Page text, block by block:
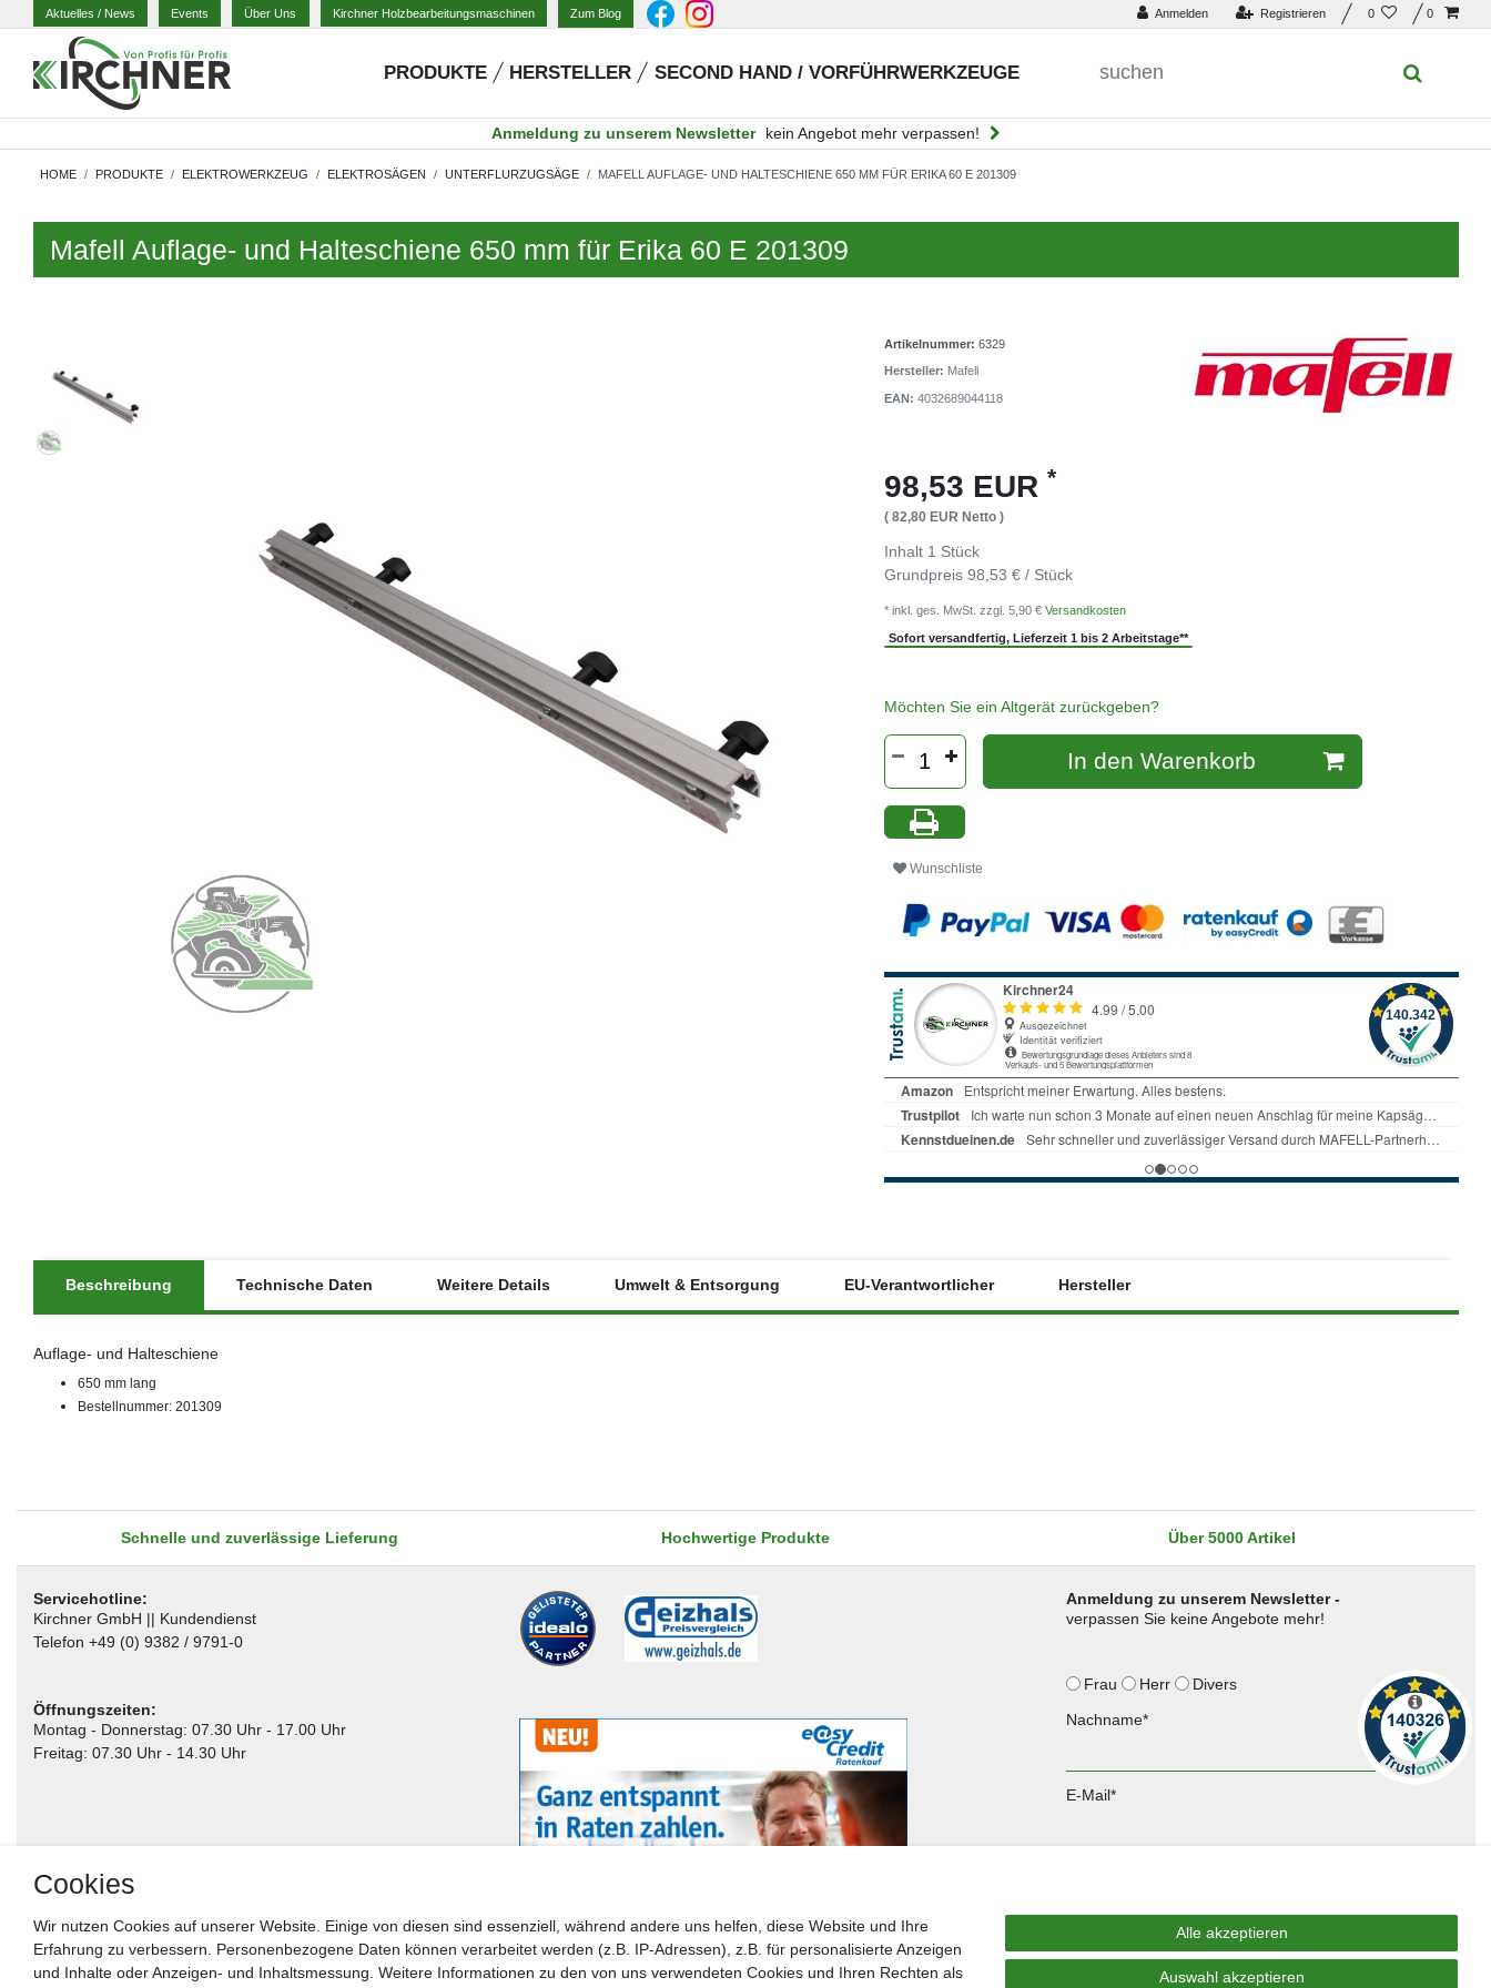
Anmelden Registrieren 0 0
Aktuelles / News Events Über Uns Kirchner Holzbearbeitungsmaschinen Zum Blog
PRODUKTE HERSTELLER SECOND HAND / VORFÜHRWERKZEUGE
Anmeldung zu unserem Newsletter kein Angebot mehr verpassen!
HOME PRODUKTE ELEKTROWERKZEUG ELEKTROSÄGEN UNTERFLURZUGSÄGE MAFELL AUFLAGE- UND HALTESCHIENE 650 MM FÜR ERIKA 60 E 201309
Mafell Auflage- und Halteschiene 650 mm für Erika 60 E 201309
Artikelnummer: 6329
Hersteller: Mafell
EAN: 4032689044118
98,53 EUR *
( 82,80 EUR Netto )
Inhalt 1 Stück
Grundpreis 98,53 € / Stück
* inkl. ges. MwSt. zzgl. 5,90 € Versandkosten
Sofort versandfertig, Lieferzeit 1 bis 2 Arbeitstage**
Möchten Sie ein Altgerät zurückgeben?
In den Warenkorb
Wunschliste
Beschreibung Technische Daten Weitere Details Umwelt & Entsorgung EU-Verantwortlicher Hersteller
Auflage- und Halteschiene
650 mm lang
Bestellnummer: 201309
Schnelle und zuverlässige Lieferung Hochwertige Produkte Über 5000 Artikel
Servicehotline:
Kirchner GmbH || Kundendienst
Telefon +49 (0) 9382 / 9791-0
Öffnungszeiten:
Montag - Donnerstag: 07.30 Uhr - 17.00 Uhr
Freitag: 07.30 Uhr - 14.30 Uhr
Anmeldung zu unserem Newsletter -
verpassen Sie keine Angebote mehr!
Frau Herr
Divers
Nachname*
E-Mail*
Sie können den Newsletter jederzeit kostenlos abbestellen.
** gilt für Lieferungen innerhalb Deutschlands, Lieferzeiten für andere Länder entnehmen Sie bitte der Schaltfläche mit den Versandinformationen
Cookies
Wir nutzen Cookies auf unserer Website. Einige von diesen sind essenziell, während andere uns helfen, diese Website und Ihre
Erfahrung zu verbessern. Personenbezogene Daten können verarbeitet werden (z.B. IP-Adressen), z.B. für personalisierte Anzeigen
und Inhalte oder Anzeigen- und Inhaltsmessung. Weitere Informationen zu den von uns verwendeten Cookies und Ihren Rechten als
Alle akzeptieren
Auswahl akzeptieren